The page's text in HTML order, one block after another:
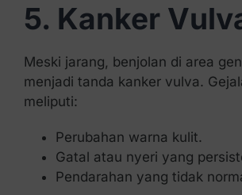
5. Kanker
Meski jarang, benjolan di area
menjadi tanda kanker vulva.
meliputi:
Perubahan warna kulit.
Gatal atau nyeri yang
Pendarahan yang tidak